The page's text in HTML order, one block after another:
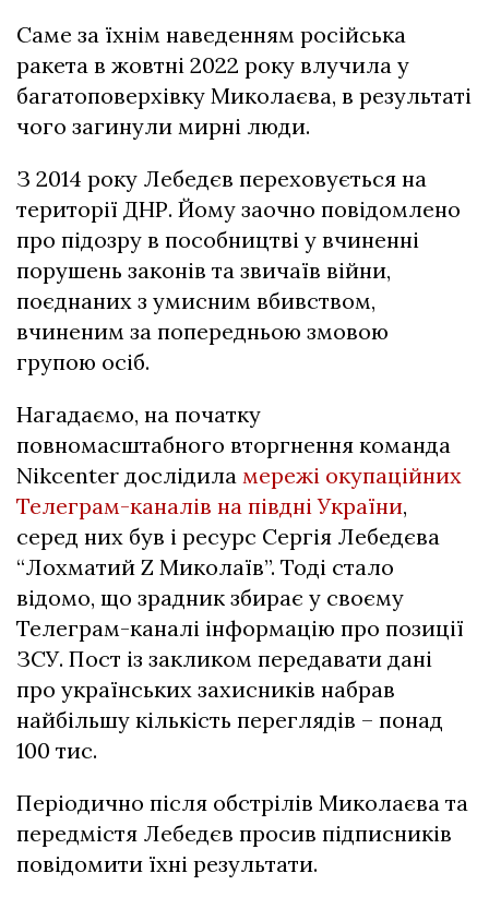
Саме за їхнім наведенням російська
ракета в жовтні 2022 року влучила у
багатоповерхівку Миколаєва, в результаті
чого загинули мирні люди.
З 2014 року Лебедєв переховується на
території ДНР. Йому заочно повідомлено
про підозру в пособництві у вчиненні
порушень законів та звичаїв війни,
поєднаних з умисним вбивством,
вчиненим за попередньою змовою
групою осіб.
Нагадаємо, на початку
повномасштабного вторгнення команда
Nikcenter дослідила мережі окупаційних
Телеграм-каналів на півдні України,
серед них був і ресурс Сергія Лебедєва
“Лохматий Z Миколаїв”. Тоді стало
відомо, що зрадник збирає у своєму
Телеграм-каналі інформацію про позиції
ЗСУ. Пост із закликом передавати дані
про українських захисників набрав
найбільшу кількість переглядів – понад
100 тис.
Періодично після обстрілів Миколаєва та
передмістя Лебедєв просив підписників
повідомити їхні результати.